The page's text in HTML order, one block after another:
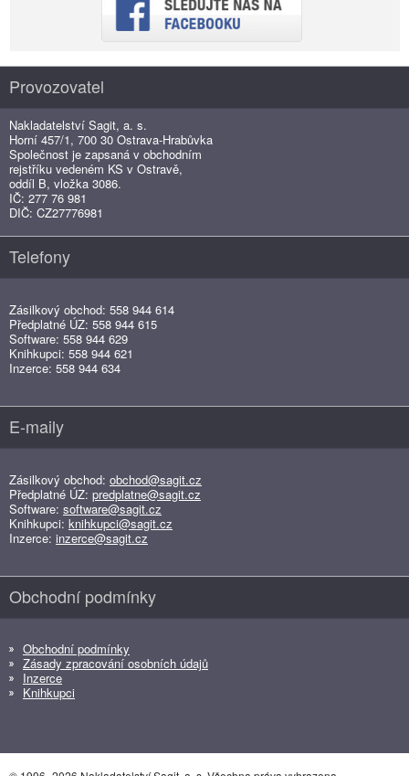
Provozovatel
Nakladatelství Sagit, a. s.
Horní 457/1, 700 30 Ostrava-Hrabůvka
Společnost je zapsaná v obchodním
rejstříku vedeném KS v Ostravě,
oddíl B, vložka 3086.
IČ: 277 76 981
DIČ: CZ27776981
Telefony
Zásilkový obchod: 558 944 614
Předplatné ÚZ: 558 944 615
Software: 558 944 629
Knihkupci: 558 944 621
Inzerce: 558 944 634
E-maily
Zásilkový obchod: obchod@sagit.cz
Předplatné ÚZ: predplatne@sagit.cz
Software: software@sagit.cz
Knihkupci: knihkupci@sagit.cz
Inzerce: inzerce@sagit.cz
Obchodní podmínky
Obchodní podmínky
Zásady zpracování osobních údajů
Inzerce
Knihkupci